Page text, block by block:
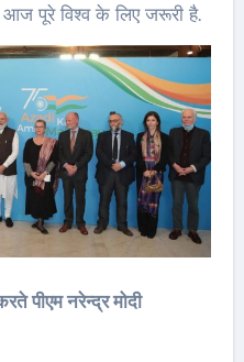
पूरे विश्व के लिए जरूरी है.
पीएम नरेन्द्र मोदी